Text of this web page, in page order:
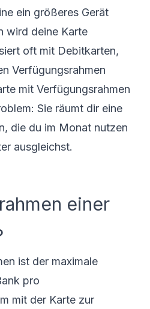
ein größeres Gerät
wird deine Karte
oft mit Debitkarten,
Verfügungsrahmen
mit Verfügungsrahmen
Sie räumt dir eine
die du im Monat nutzen
ausgleichst.
einer
ist der maximale
pro
mit der Karte zur